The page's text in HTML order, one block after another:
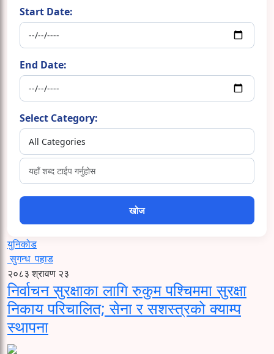
Start Date:
End Date:
Select Category:
युनिकोड
सुगन्ध पहाड
२०८३ श्रावण २३
निर्वाचन सुरक्षाका लागि रुकुम पश्चिममा सुरक्षा
निकाय परिचालित; सेना र सशस्त्रको क्याम्प
स्थापना